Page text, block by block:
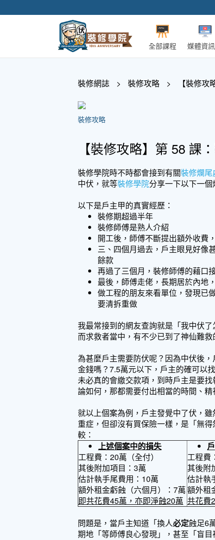
全部課程 媒體資訊
裝修網誌 > 裝修攻略 > 【裝修
裝修攻略
【裝修攻略】第 58 課
裝修學院時不時都會接到有關裝修爛尾
中伏，就等裝修學院分享一下以下一個
以下是戶主甲的真實經歷：
裝修期超過半年
裝修師傅是熟人介紹
開工後，師傅不斷提出額外收費
三、四個月過去，戶主眼見好像
餘款
再過了三個月，裝修師傅的藉口
最後，師傅走佬，長期居於內地
做工程的朋友來看單位，發現已
要清拆重做
我最常接到的網友查詢就是「我中伏了
而求救者當中，有不少已到了神仙難救
為甚麼戶主需要防伏呢？因為中伏後
金錢嗎？7.5萬元以下，戶主的確可以
未必真的會繳交款項，到時戶主是要
論如何，那都需要付出相當的時間、
就以上個案為例，戶主發覺中了伏，
重症，但卻沒有買保險一樣，是「無
較：
上述個案中的損失
工程費：20萬（全付）
其後附加項目：3萬
估計執手尾費用：10萬
額外租金虧蝕（六個月）：7萬
即共花費45萬，亦即淨蝕20萬
工程費
其後附
估計執
額外租
共花費
問題是，當戶主知道「換人必定蝕足6
期地「等師傅良心發現」，甚至「盲